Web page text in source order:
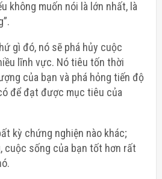
không muốn nói là lớn nhất, là
gì đó, nó sẽ phá hủy cuộc
lĩnh vực. Nó tiêu tốn thời
của bạn và phá hỏng tiến độ
để đạt được mục tiêu của
kỳ chứng nghiện nào khác;
cuộc sống của bạn tốt hơn rất